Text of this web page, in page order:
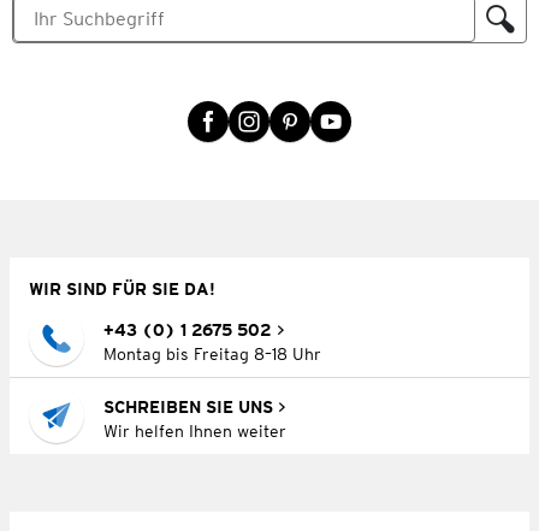
WIR SIND FÜR SIE DA!
+43 (0) 1 2675 502
Montag bis Freitag 8–18 Uhr
SCHREIBEN SIE UNS
Wir helfen Ihnen weiter